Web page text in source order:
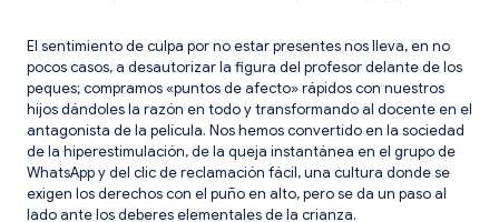
El sentimiento de culpa por no estar presentes nos lleva, en no
pocos casos, a desautorizar la figura del profesor delante de los
peques; compramos «puntos de afecto» rápidos con nuestros
hijos dándoles la razón en todo y transformando al docente en el
antagonista de la película. Nos hemos convertido en la sociedad
de la hiperestimulación, de la queja instantánea en el grupo de
WhatsApp y del clic de reclamación fácil, una cultura donde se
exigen los derechos con el puño en alto, pero se da un paso al
lado ante los deberes elementales de la crianza.